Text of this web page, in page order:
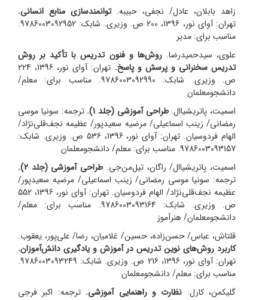
زاهد بابلان، عادل/ نجفی، حبیبه.توانمندسازی منابع انسانی.
تهران: آوای نور، 1396، 200 ص. وزیری. شابک: 9786003092952.
مناسب برای: مدیر
علوی، سیدحمیدرضا.روش‌ها و فنون تدریس با تأکید بر روش
تدریس سخنرانی و پرسش و پاسخ.
تهران: آوای نور، 1396، 224
ص. وزیری. شابک: 9786003092990. مناسب برای: معلم/
دانشجومعلمان
اسمیت، پاتریشیا‌ال.طراحی آموزشی (جلد 1).
ترجمه: سونیا موسی
رمضانی/ زینب اسماعیلی/ مرضیه سعیدپور/ عظیمه نجف‌قلی‌نژاد/
الهام فردوسیان. تهران: آوای نور، 1396، 536 ص. وزیری. شابک:
9786003093157. مناسب برای: معلم/ دانشجومعلمان
اسمیت، پاتریشیا‌ال/ راگان، تیل‌من‌جی.طراحی آموزشی (جلد 2).
ترجمه: سونیا موسی رمضانی/ زینب اسماعیلی/ مرضیه سعیدپور/
عظیمه نجف‌قلی‌نژاد/ الهام فردوسیان. تهران: آوای نور، 1396، 552
ص. وزیری. شابک: 9786003093164. مناسب برای: معلم/
دانشجومعلمان/ هنرآموز
قلتاش، عباس/ حسن‌زاده، حسین/ غلامیان، رضا/ علی‌پور، یعقوب.
کاربرد روش‌های نوین تدریس در آموزش و یادگیری دانش‌آموزان.
تهران: آوای نور، 1396، 216 ص. وزیری. شابک: 9786003093249.
مناسب برای: معلم/ دانشجومعلمان
گلیکمن، کارل. نظارت و راهنمایی آموزشی. ترجمه: اکبر فرجی